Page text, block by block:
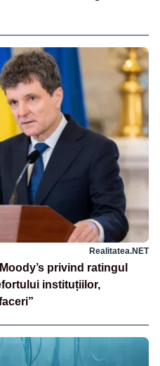
Realitatea.NET
privind ratingul
instituțiilor,